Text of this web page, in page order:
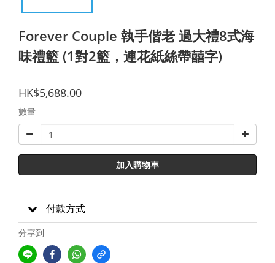
Forever Couple 執手偕老 過大禮8式海
味禮籃 (1對2籃，連花紙絲帶囍字)
HK$5,688.00
數量
加入購物車
付款方式
分享到